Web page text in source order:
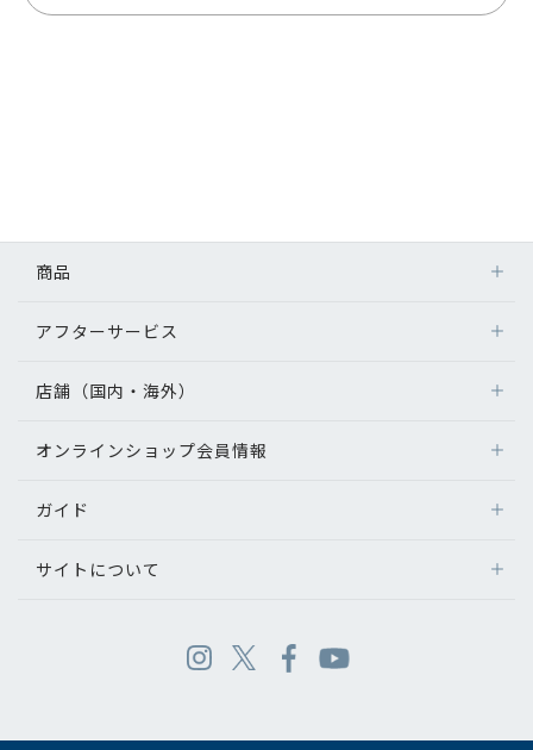
商品
アフターサービス
店舗（国内・海外）
オンラインショップ会員情報
ガイド
サイトについて